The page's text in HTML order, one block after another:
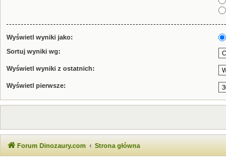
Wyświetl wyniki jako:
Sortuj wyniki wg:
Wyświetl wyniki z ostatnich:
Wyświetl pierwsze:
Forum Dinozaury.com Strona główna